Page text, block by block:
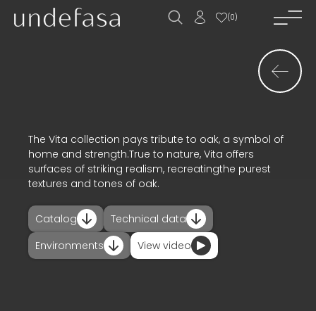
(0)
products_
projects_
downloads_
contact_
news_
The Vita collection pays tribute to oak, a symbol of
home and strength.True to nature, Vita offers
surfaces of striking realism, recreatingthe purest
textures and tones of oak.
Catalog
Technical data
Environments
View video